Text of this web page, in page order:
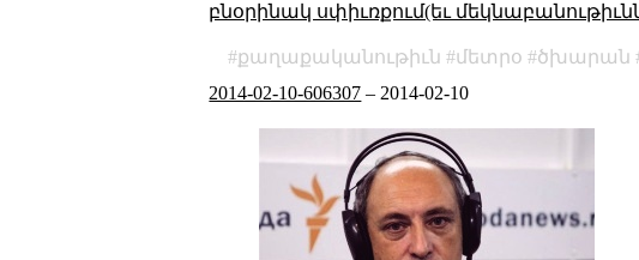
բնօրինակ սփիւռքում(եւ
քաղաքականութիւն մետրօ ծխարան
2014-02-10-606307 – 2014-02-10